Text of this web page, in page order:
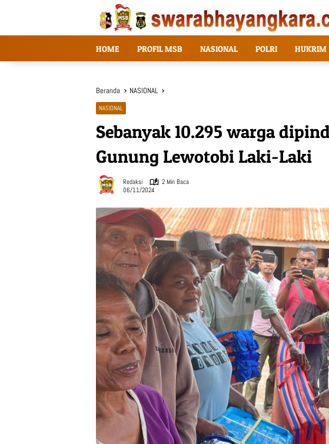
HOME PROFIL MSB NASIONAL POLRI HUKRIM
Beranda NASIONAL
NASIONAL
Sebanyak 10.295 warga
Gunung Lewotobi Laki-Laki
Redaksi
2 Min Baca
06/11/2024